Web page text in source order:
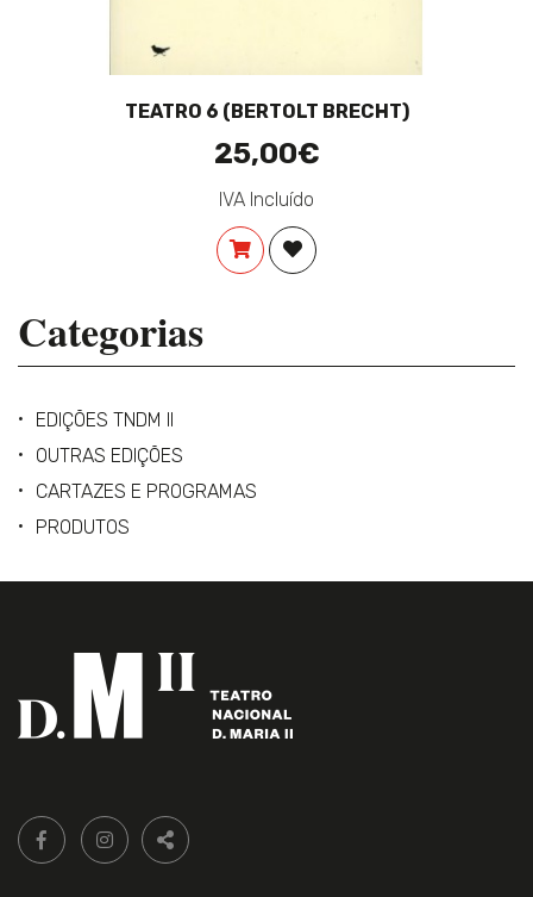
TEATRO 6 (BERTOLT BRECHT)
25,00€
IVA Incluído
COMPRARADICIONAR À LISTA DE
Categorias
EDIÇÕES TNDM II
OUTRAS EDIÇÕES
CARTAZES E PROGRAMAS
PRODUTOS
Siga-
nos:
FACEBOOK LIVRARIA DO TEATRO ONLINE.
INSTAGRAM LIVRARIA DO TEATRO ONLINE.
PARTILHAR